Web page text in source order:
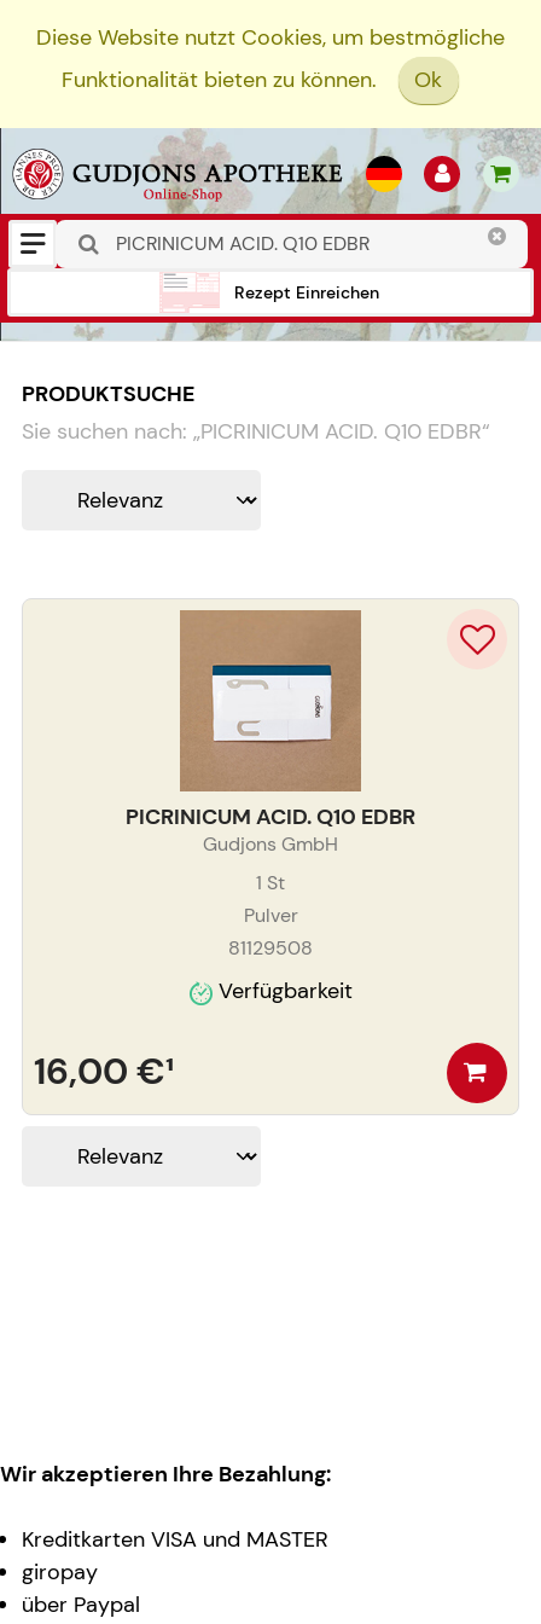
Diese Website nutzt Cookies, um bestmögliche
Funktionalität bieten zu können.
Ok
Rezept Einreichen
PRODUKTSUCHE
Sie suchen nach: „PICRINICUM ACID. Q10 EDBR“
PICRINICUM ACID. Q10 EDBR
Gudjons GmbH
1 St
Pulver
81129508
Verfügbarkeit
16,00 €¹
Wir akzeptieren Ihre Bezahlung:
Kreditkarten VISA und MASTER
giropay
über Paypal